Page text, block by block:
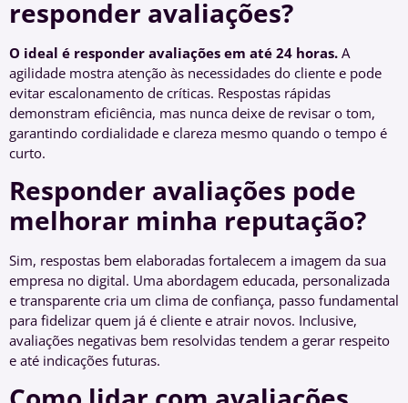
responder avaliações?
O ideal é responder avaliações em até 24 horas. A
agilidade mostra atenção às necessidades do cliente e pode
evitar escalonamento de críticas. Respostas rápidas
demonstram eficiência, mas nunca deixe de revisar o tom,
garantindo cordialidade e clareza mesmo quando o tempo é
curto.
Responder avaliações pode
melhorar minha reputação?
Sim, respostas bem elaboradas fortalecem a imagem da sua
empresa no digital. Uma abordagem educada, personalizada
e transparente cria um clima de confiança, passo fundamental
para fidelizar quem já é cliente e atrair novos. Inclusive,
avaliações negativas bem resolvidas tendem a gerar respeito
e até indicações futuras.